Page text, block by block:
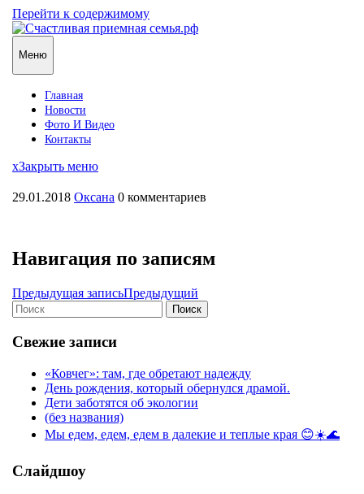
Перейти к содержимому
Меню
Главная
Новости
Фото И Видео
Контакты
xЗакрыть меню
29.01.2018 Оксана 0 комментариев
Навигация по записям
Предыдущая записьПредыдущий
Поиск
Свежие записи
«Ковчег»: там, где обретают надежду
День рождения, который обернулся драмой.
Дети заботятся об экологии
(без названия)
Мы едем, едем, едем в далекие и теплые края 😊☀️🌊
Слайдшоу